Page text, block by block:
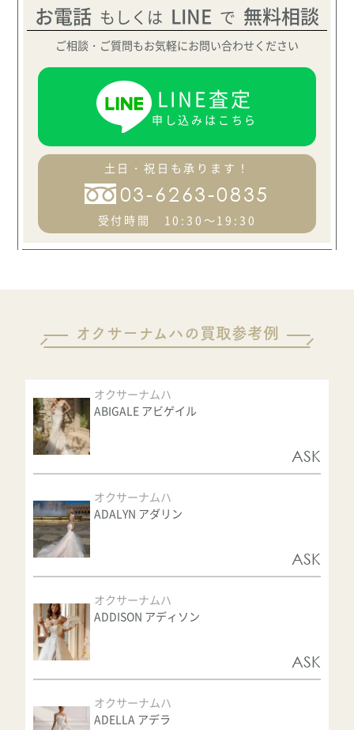
お電話 もしくは LINE で 無料相談
ご相談・ご質問もお気軽にお問い合わせください
LINE査定
申し込みはこちら
土日・祝日も承ります！
03-6263-0835
受付時間 10:30～19:30
オクサーナムハの買取参考例
オクサーナムハ
ABIGALE アビゲイル
ASK
オクサーナムハ
ADALYN アダリン
ASK
オクサーナムハ
ADDISON アディソン
ASK
オクサーナムハ
ADELLA アデラ